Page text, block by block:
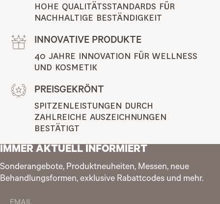
HOHE QUALITÄTSSTANDARDS FÜR
NACHHALTIGE BESTÄNDIGKEIT
INNOVATIVE PRODUKTE
40 JAHRE INNOVATION FÜR WELLNESS
UND KOSMETIK
PREISGEKRÖNT
SPITZENLEISTUNGEN DURCH
ZAHLREICHE AUSZEICHNUNGEN
BESTÄTIGT
IMMER AKTUELL INFORMIERT
Sonderangebote, Produktneuheiten, Messen, neue
Behandlungsformen, exklusive Rabattcodes und mehr.